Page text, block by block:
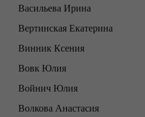
Васильева Ирина
Вертинская Екатерина
Винник Ксения
Вовк Юлия
Войнич Юлия
Волкова Анастасия